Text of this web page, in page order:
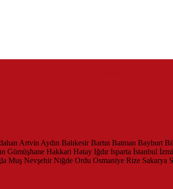
Artvin Aydın Balıkesir Bartın Batman Bayburt
Gümüşhane Hakkari Hatay Iğdır Isparta İstanbul
Muş Nevşehir Niğde Ordu Osmaniye Rize Sakarya